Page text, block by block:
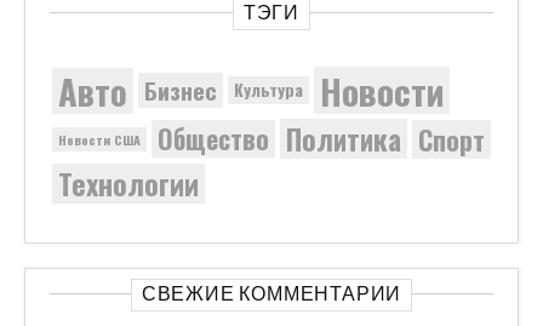
ТЭГИ
Авто Бизнес Культура Новости
Новости США Общество Политика Спорт
Технологии
СВЕЖИЕ КОММЕНТАРИИ